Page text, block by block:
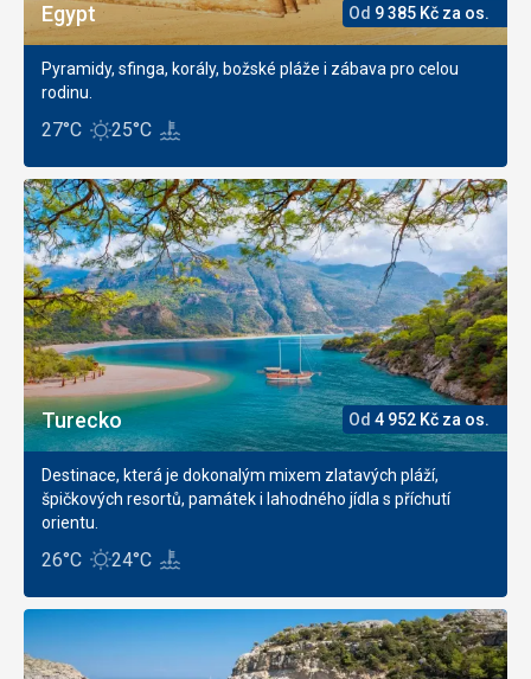
Egypt Od 9 385Kč za os.
Pyramidy, sfinga, korály, božské pláže i zábava pro celou
rodinu.
27°C 25°C
Turecko Od 4 952Kč za os.
Destinace, která je dokonalým mixem zlatavých pláží,
špičkových resortů, památek i lahodného jídla s příchutí
orientu.
26°C 24°C